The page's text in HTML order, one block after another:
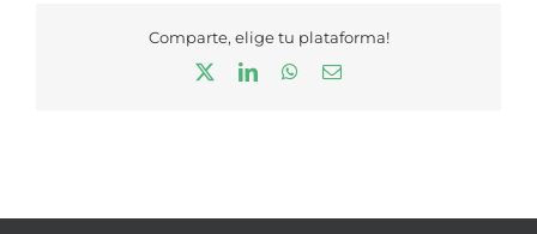
Comparte, elige tu plataforma!
LinkedInWhatsApp
Correo